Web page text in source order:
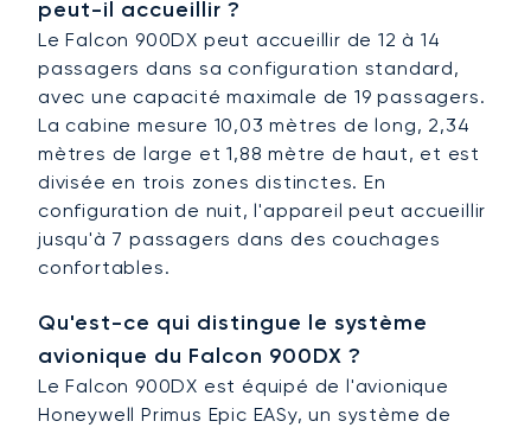
peut-il accueillir ?
Le Falcon 900DX peut accueillir de 12 à 14
passagers dans sa configuration standard,
avec une capacité maximale de 19 passagers.
La cabine mesure 10,03 mètres de long, 2,34
mètres de large et 1,88 mètre de haut, et est
divisée en trois zones distinctes. En
configuration de nuit, l'appareil peut accueillir
jusqu'à 7 passagers dans des couchages
confortables.
Qu'est-ce qui distingue le système
avionique du Falcon 900DX ?
Le Falcon 900DX est équipé de l'avionique
Honeywell Primus Epic EASy, un système de